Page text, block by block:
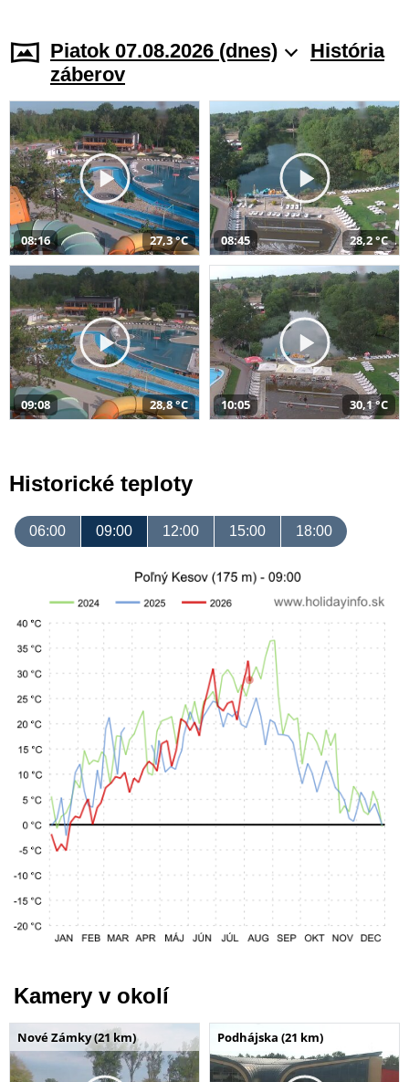
Piatok 07.08.2026 (dnes)
História
záberov
08:16 27,3 °C 08:45 28,2 °C
09:08 28,8 °C 10:05 30,1 °C
Historické teploty
06:00 09:00 12:00 15:00 18:00
Kamery v okolí
Nové Zámky (21 km) Podhájska (21 km)